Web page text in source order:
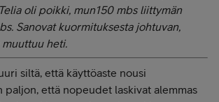
oli poikki, mun150 mbs liittymän
Sanovat kuormituksesta johtuvan,
muuttuu heti.
siltä, että käyttöaste nousi
paljon, että nopeudet laskivat alemmas